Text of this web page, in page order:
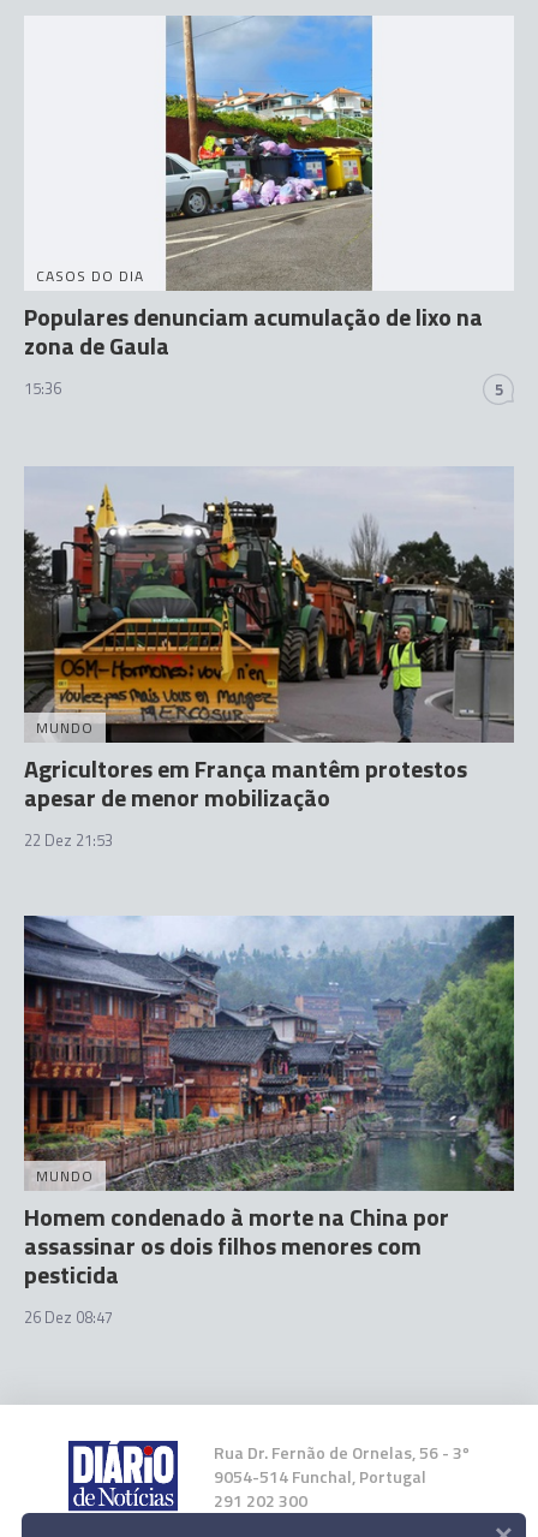
CASOS DO DIA
Populares denunciam acumulação de lixo na
zona de Gaula
15:36 5
MUNDO
Agricultores em França mantêm protestos
apesar de menor mobilização
22 Dez 21:53
MUNDO
Homem condenado à morte na China por
assassinar os dois filhos menores com
pesticida
26 Dez 08:47
Rua Dr. Fernão de Ornelas, 56 - 3º
9054-514 Funchal, Portugal
291 202 300